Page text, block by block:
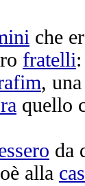
che
fratelli
,
quello
da
alla